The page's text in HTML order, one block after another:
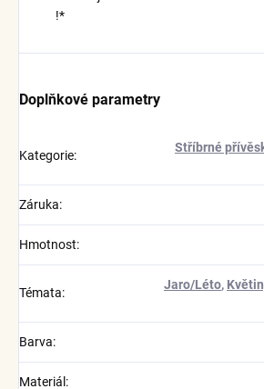
!*
Doplňkové parametry
Kategorie:
Stříbrné
Záruka:
Hmotnost:
Témata:
Jaro/Léto,
Barva:
Materiál :